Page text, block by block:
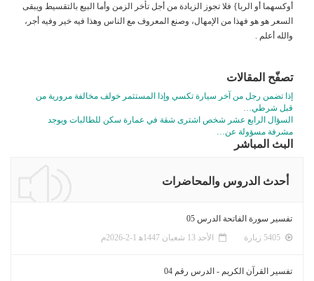
أوكسهما أو الربا} فلا تجوز الزيادة من أجل تأخر الزمن وأما البيع بالتقسيط ويبقى
السعر هو هو فهذا من الإمهال، وصنع المعروف مع الناس وهذا فيه خير وفيه أجر،
والله أعلم .
تصفّح المقالات
إذا تضمن رجل من آخر سيارة تكسي وإذا المستثمر خولف مخالفة مرورية من
قبل شرطي…
السؤال الرابع عشر شخص اشترى شقة في عمارة سكن للطالبات ويوجد
مشرفة مسؤولة عن…
البث المباشر
أحدث الدروس والمحاضرات
تفسير سورة الفاتحة الدرس 05
الأحد 13 شعبان 1447ﻫ 1-2-2026م
تفسير القرآن الكريم - الدرس رقم 04